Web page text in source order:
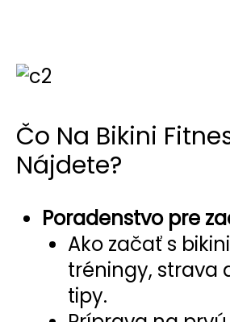
Čo Na Bikini
Nájdete?
Poradenstvo pre
Ako začať s
tréningy, strava
tipy.